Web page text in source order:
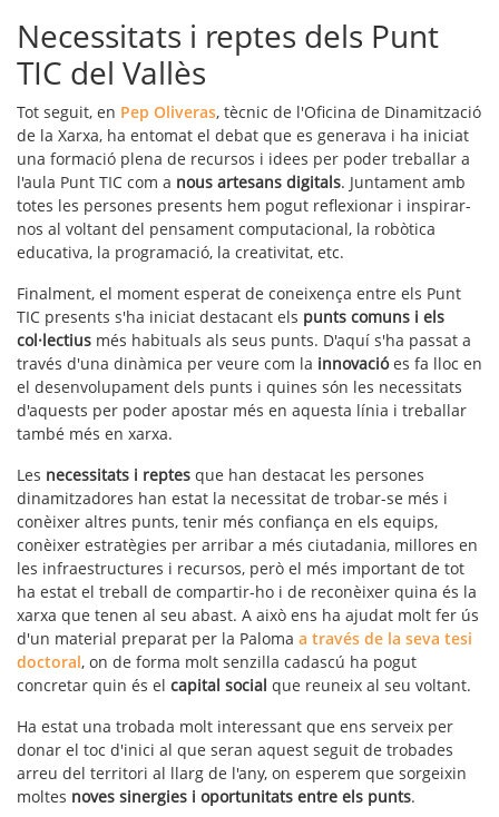
Necessitats i reptes dels Punt
TIC del Vallès
Tot seguit, en Pep Oliveras, tècnic de l'Oficina de Dinamització
de la Xarxa, ha entomat el debat que es generava i ha iniciat
una formació plena de recursos i idees per poder treballar a
l'aula Punt TIC com a nous artesans digitals. Juntament amb
totes les persones presents hem pogut reflexionar i inspirar-
nos al voltant del pensament computacional, la robòtica
educativa, la programació, la creativitat, etc.
Finalment, el moment esperat de coneixença entre els Punt
TIC presents s'ha iniciat destacant els punts comuns i els
col·lectius més habituals als seus punts. D'aquí s'ha passat a
través d'una dinàmica per veure com la innovacióes fa lloc en
el desenvolupament dels punts i quines són les necessitats
d'aquests per poder apostar més en aquesta línia i treballar
també més en xarxa.
Les necessitats i reptes que han destacat les persones
dinamitzadores han estat la necessitat de trobar-se més i
conèixer altres punts, tenir més confiança en els equips,
conèixer estratègies per arribar a més ciutadania, millores en
les infraestructures i recursos, però el més important de tot
ha estat el treball de compartir-ho i de reconèixer quina és la
xarxa que tenen al seu abast. A això ens ha ajudat molt fer ús
d'un material preparat per la Paloma a través de la seva tesi
doctoral, on de forma molt senzilla cadascú ha pogut
concretar quin és el capital social que reuneix al seu voltant.
Ha estat una trobada molt interessant que ens serveix per
donar el toc d'inici al que seran aquest seguit de trobades
arreu del territori al llarg de l'any, on esperem que sorgeixin
moltes noves sinergies i oportunitats entre els punts.